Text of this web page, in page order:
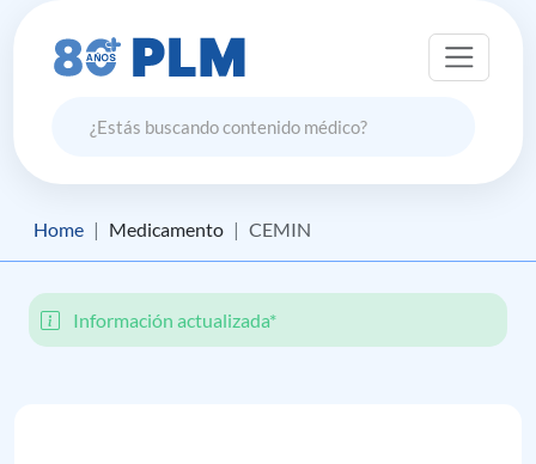
Home Medicamento CEMIN
Información actualizada*